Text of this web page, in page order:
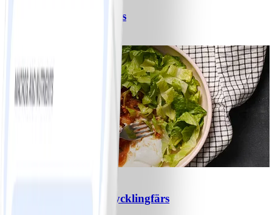
Spagetti med köttfärssås
Chili con carne med kycklingfärs